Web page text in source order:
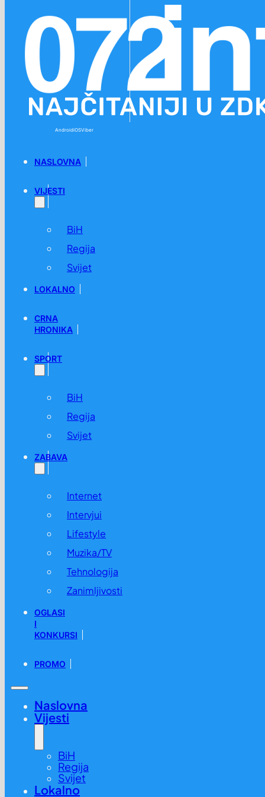
AndroidiOSViber
NASLOVNA
VIJESTI
BiH
Regija
Svijet
LOKALNO
CRNA
HRONIKA
SPORT
BiH
Regija
Svijet
ZABAVA
Internet
Intervjui
Lifestyle
Muzika/TV
Tehnologija
Zanimljivosti
OGLASI
I
KONKURSI
PROMO
Naslovna
Vijesti
BiH
Regija
Svijet
Lokalno